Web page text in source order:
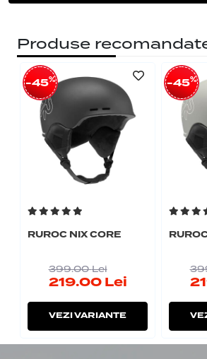
Produse
-45%
RUROC NIX CORE
399.00 Lei
219.00 Lei
VEZI VARIANTE
-45%